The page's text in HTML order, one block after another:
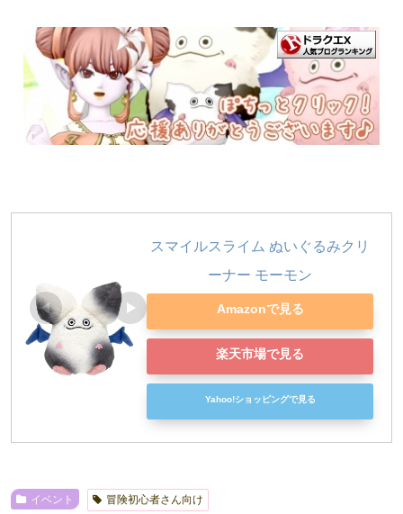
スマイルスライム ぬいぐるみクリ
ーナー モーモン
Amazonで見る
楽天市場で見る
Yahoo!ショッピングで見る
イベント 冒険初心者さん向け